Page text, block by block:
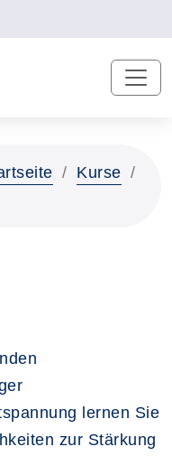
Kurse
lernen Sie
zur Stärkung